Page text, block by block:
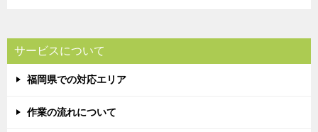
サービスについて
福岡県での対応エリア
作業の流れについて